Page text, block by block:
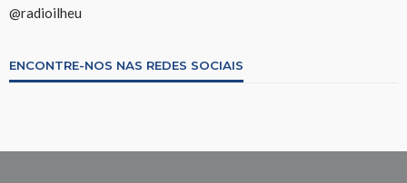
@radioilheu
ENCONTRE-NOS NAS REDES SOCIAIS